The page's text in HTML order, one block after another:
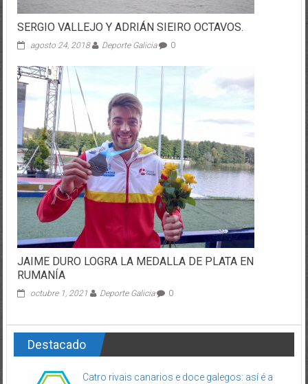
SERGIO VALLEJO Y ADRIÁN SIEIRO OCTAVOS.
agosto 24, 2018 Deporte Galicia 0
JAIME DURO LOGRA LA MEDALLA DE PLATA EN
RUMANÍA
octubre 1, 2021 Deporte Galicia 0
Destacado
Catro rivais canarios e doce galegos: así é a